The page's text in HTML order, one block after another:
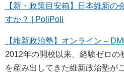
【新・政策目安箱】日本維新の
すか？ | PoliPoli
【維新政治塾】オンライン –
2012年の開校以来、経験ゼロの
を産み出してきた維新政治塾が